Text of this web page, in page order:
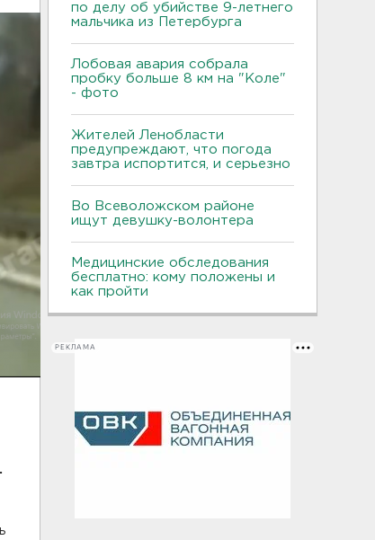
по делу об убийстве 9-летнего
мальчика из Петербурга
Лобовая авария собрала
пробку больше 8 км на "Коле"
- фото
Жителей Ленобласти
предупреждают, что погода
завтра испортится, и серьезно
Во Всеволожском районе
ищут девушку-волонтера
Медицинские обследования
бесплатно: кому положены и
как пройти
РЕКЛАМА